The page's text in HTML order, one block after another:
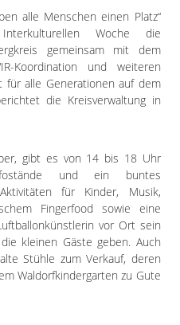
alle Menschen einen Platz“
Woche die
gemeinsam mit dem
Koordination und weiteren
für alle Generationen auf dem
die Kreisverwaltung in
gibt es von 14 bis 18 Uhr
und ein buntes
für Kinder, Musik,
Fingerfood sowie eine
vor Ort sein
kleinen Gäste geben. Auch
Stühle zum Verkauf, deren
Waldorfkindergarten zu Gute